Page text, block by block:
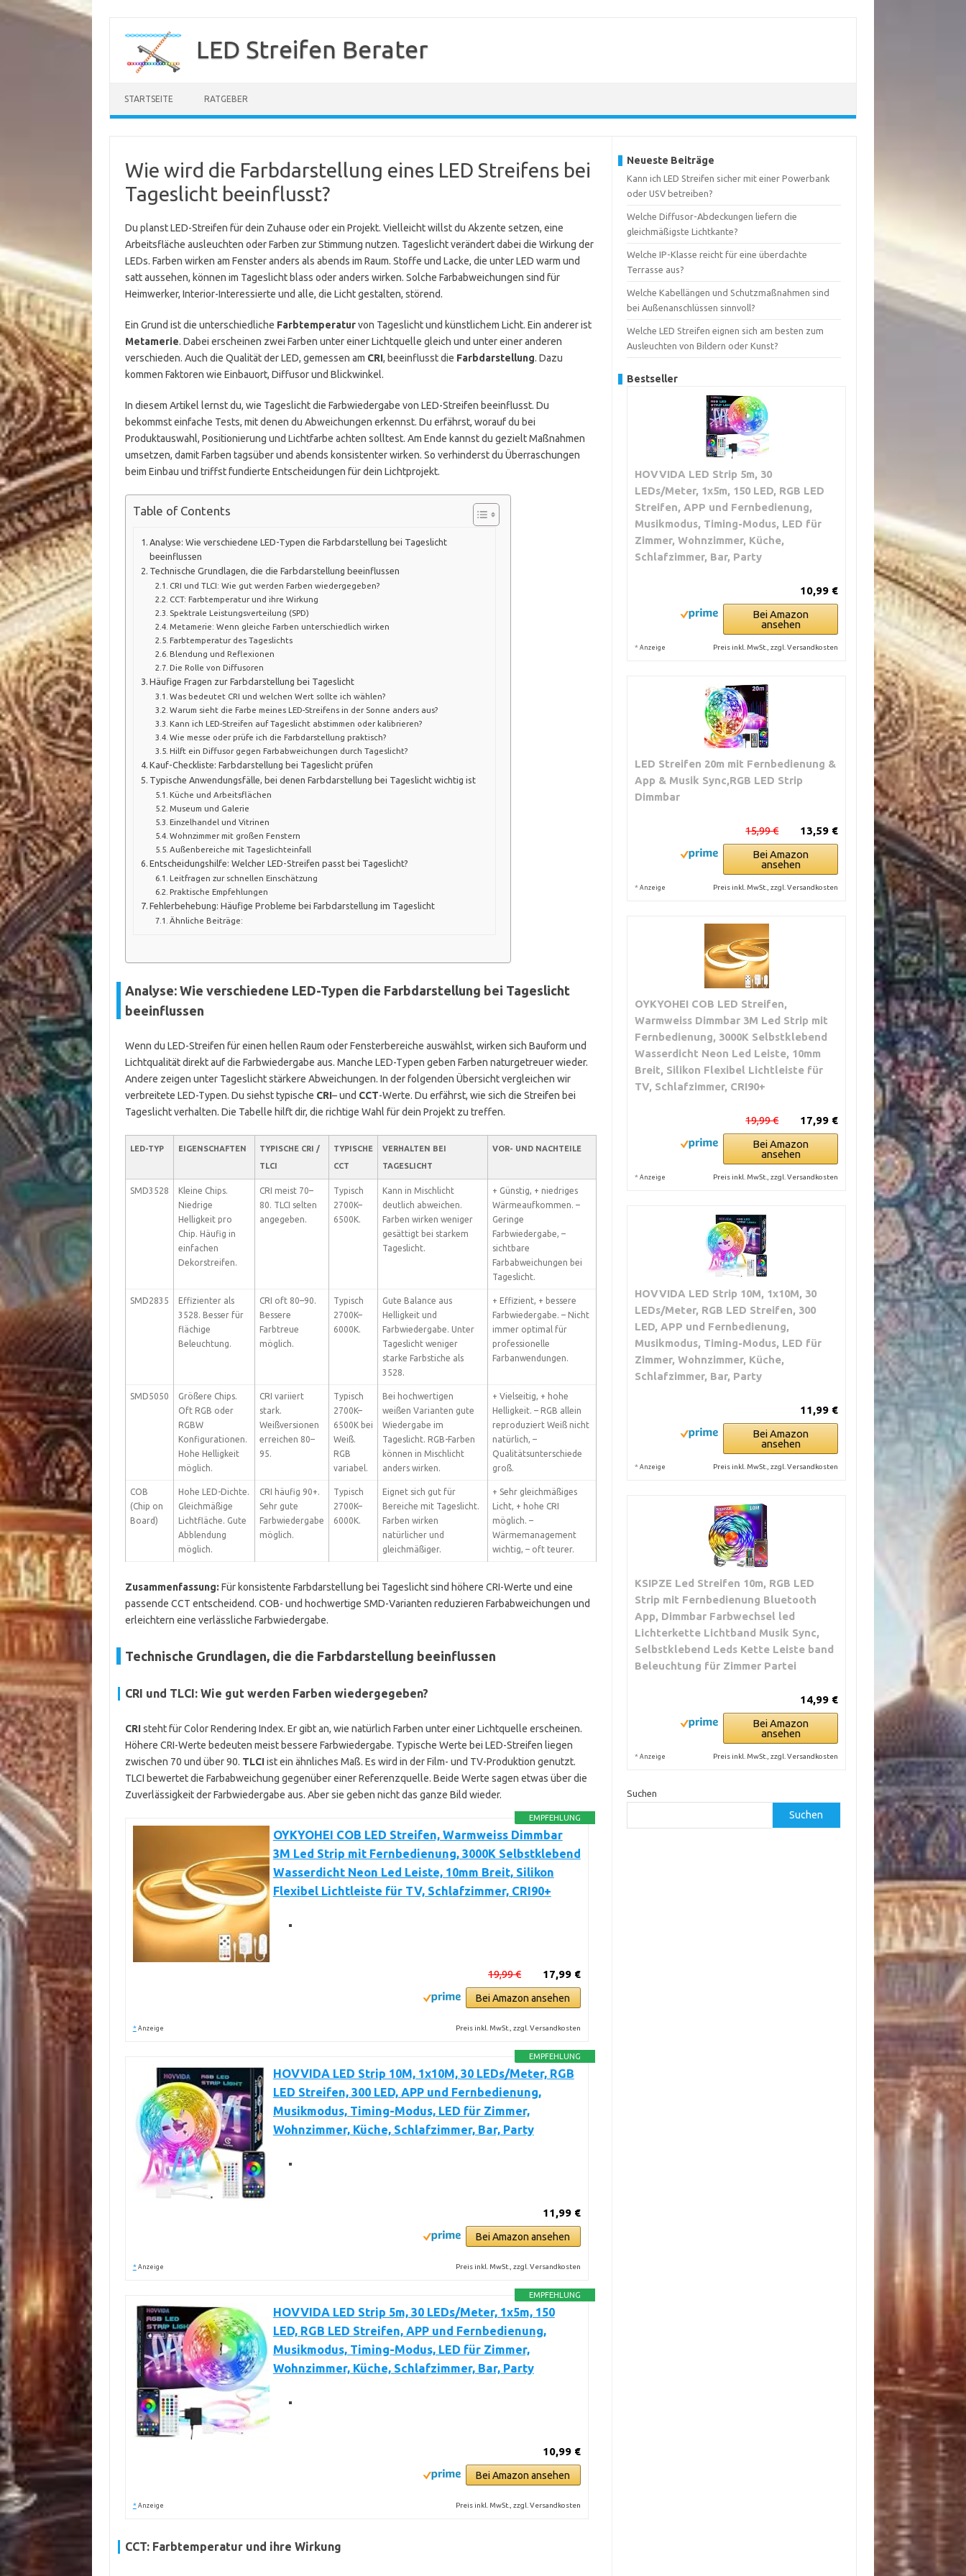
Inhalt
LED Streifen Berater
STARTSEITE RATGEBER
Wie wird die Farbdarstellung eines LED Streifens bei
Tageslicht beeinflusst?
Du planst LED-Streifen für dein Zuhause oder ein Projekt. Vielleicht willst du Akzente setzen, eine
Arbeitsfläche ausleuchten oder Farben zur Stimmung nutzen. Tageslicht verändert dabei die Wirkung der
LEDs. Farben wirken am Fenster anders als abends im Raum. Stoffe und Lacke, die unter LED warm und
satt aussehen, können im Tageslicht blass oder anders wirken. Solche Farbabweichungen sind für
Heimwerker, Interior-Interessierte und alle, die Licht gestalten, störend.
Ein Grund ist die unterschiedliche Farbtemperaturvon Tageslicht und künstlichem Licht. Ein anderer ist
Metamerie. Dabei erscheinen zwei Farben unter einer Lichtquelle gleich und unter einer anderen
verschieden. Auch die Qualität der LED, gemessen am CRI, beeinflusst die Farbdarstellung. Dazu
kommen Faktoren wie Einbauort, Diffusor und Blickwinkel.
In diesem Artikel lernst du, wie Tageslicht die Farbwiedergabe von LED-Streifen beeinflusst. Du
bekommst einfache Tests, mit denen du Abweichungen erkennst. Du erfährst, worauf du bei
Produktauswahl, Positionierung und Lichtfarbe achten solltest. Am Ende kannst du gezielt Maßnahmen
umsetzen, damit Farben tagsüber und abends konsistenter wirken. So verhinderst du Überraschungen
beim Einbau und triffst fundierte Entscheidungen für dein Lichtprojekt.
Table of Contents
Analyse: Wie verschiedene LED-Typen die Farbdarstellung bei Tageslicht
beeinflussen
Technische Grundlagen, die die Farbdarstellung beeinflussen
CRI und TLCI: Wie gut werden Farben wiedergegeben?
CCT: Farbtemperatur und ihre Wirkung
Spektrale Leistungsverteilung (SPD)
Metamerie: Wenn gleiche Farben unterschiedlich wirken
Farbtemperatur des Tageslichts
Blendung und Reflexionen
Die Rolle von Diffusoren
Häufige Fragen zur Farbdarstellung bei Tageslicht
Was bedeutet CRI und welchen Wert sollte ich wählen?
Warum sieht die Farbe meines LED-Streifens in der Sonne anders aus?
Kann ich LED-Streifen auf Tageslicht abstimmen oder kalibrieren?
Wie messe oder prüfe ich die Farbdarstellung praktisch?
Hilft ein Diffusor gegen Farbabweichungen durch Tageslicht?
Kauf-Checkliste: Farbdarstellung bei Tageslicht prüfen
Typische Anwendungsfälle, bei denen Farbdarstellung bei Tageslicht wichtig ist
Küche und Arbeitsflächen
Museum und Galerie
Einzelhandel und Vitrinen
Wohnzimmer mit großen Fenstern
Außenbereiche mit Tageslichteinfall
Entscheidungshilfe: Welcher LED-Streifen passt bei Tageslicht?
Leitfragen zur schnellen Einschätzung
Praktische Empfehlungen
Fehlerbehebung: Häufige Probleme bei Farbdarstellung im Tageslicht
Ähnliche Beiträge:
Analyse: Wie verschiedene LED-Typen die Farbdarstellung bei Tageslicht
beeinflussen
Wenn du LED-Streifen für einen hellen Raum oder Fensterbereiche auswählst, wirken sich Bauform und
Lichtqualität direkt auf die Farbwiedergabe aus. Manche LED-Typen geben Farben naturgetreuer wieder.
Andere zeigen unter Tageslicht stärkere Abweichungen. In der folgenden Übersicht vergleichen wir
verbreitete LED-Typen. Du siehst typische CRI– und CCT-Werte. Du erfährst, wie sich die Streifen bei
Tageslicht verhalten. Die Tabelle hilft dir, die richtige Wahl für dein Projekt zu treffen.
LED-TYP EIGENSCHAFTEN
TYPISCHE CRI /
TLCI
TYPISCHE
CCT
VERHALTEN BEI
TAGESLICHT
VOR- UND NACHTEILE
SMD3528
Kleine Chips.
Niedrige
Helligkeit pro
Chip. Häufig in
einfachen
Dekorstreifen.
CRI meist 70–
80. TLCI selten
angegeben.
Typisch
2700K–
6500K.
Kann in Mischlicht
deutlich abweichen.
Farben wirken weniger
gesättigt bei starkem
Tageslicht.
+ Günstig, + niedriges
Wärmeaufkommen. –
Geringe
Farbwiedergabe, –
sichtbare
Farbabweichungen bei
Tageslicht.
SMD2835
Effizienter als
3528. Besser für
flächige
Beleuchtung.
CRI oft 80–90.
Bessere
Farbtreue
möglich.
Typisch
2700K–
6000K.
Gute Balance aus
Helligkeit und
Farbwiedergabe. Unter
Tageslicht weniger
starke Farbstiche als
3528.
+ Effizient, + bessere
Farbwiedergabe. – Nicht
immer optimal für
professionelle
Farbanwendungen.
SMD5050
Größere Chips.
Oft RGB oder
RGBW
Konfigurationen.
Hohe Helligkeit
möglich.
CRI variiert
stark.
Weißversionen
erreichen 80–
95.
Typisch
2700K–
6500K bei
Weiß.
RGB
variabel.
Bei hochwertigen
weißen Varianten gute
Wiedergabe im
Tageslicht. RGB-Farben
können in Mischlicht
anders wirken.
+ Vielseitig, + hohe
Helligkeit. – RGB allein
reproduziert Weiß nicht
natürlich, –
Qualitätsunterschiede
groß.
COB
(Chip on
Board)
Hohe LED-Dichte.
Gleichmäßige
Lichtfläche. Gute
Abblendung
möglich.
CRI häufig 90+.
Sehr gute
Farbwiedergabe
möglich.
Typisch
2700K–
6000K.
Eignet sich gut für
Bereiche mit Tageslicht.
Farben wirken
natürlicher und
gleichmäßiger.
+ Sehr gleichmäßiges
Licht, + hohe CRI
möglich. –
Wärmemanagement
wichtig, – oft teurer.
Zusammenfassung: Für konsistente Farbdarstellung bei Tageslicht sind höhere CRI-Werte und eine
passende CCT entscheidend. COB- und hochwertige SMD-Varianten reduzieren Farbabweichungen und
erleichtern eine verlässliche Farbwiedergabe.
Technische Grundlagen, die die Farbdarstellung beeinflussen
CRI und TLCI: Wie gut werden Farben wiedergegeben?
CRIsteht für Color Rendering Index. Er gibt an, wie natürlich Farben unter einer Lichtquelle erscheinen.
Höhere CRI-Werte bedeuten meist bessere Farbwiedergabe. Typische Werte bei LED-Streifen liegen
zwischen 70 und über 90. TLCIist ein ähnliches Maß. Es wird in der Film- und TV-Produktion genutzt.
TLCI bewertet die Farbabweichung gegenüber einer Referenzquelle. Beide Werte sagen etwas über die
Zuverlässigkeit der Farbwiedergabe aus. Aber sie geben nicht das ganze Bild wieder.
EMPFEHLUNG
OYKYOHEI COB LED Streifen, Warmweiss Dimmbar
3M Led Strip mit Fernbedienung, 3000K Selbstklebend
Wasserdicht Neon Led Leiste, 10mm Breit, Silikon
Flexibel Lichtleiste für TV, Schlafzimmer, CRI90+
17,99 €
19,99 €
Bei Amazon ansehen
* Anzeige Preis inkl. MwSt., zzgl. Versandkosten
EMPFEHLUNG
HOVVIDA LED Strip 10M, 1x10M, 30 LEDs/Meter, RGB
LED Streifen, 300 LED, APP und Fernbedienung,
Musikmodus, Timing-Modus, LED für Zimmer,
Wohnzimmer, Küche, Schlafzimmer, Bar, Party
11,99 €
Bei Amazon ansehen
* Anzeige Preis inkl. MwSt., zzgl. Versandkosten
EMPFEHLUNG
HOVVIDA LED Strip 5m, 30 LEDs/Meter, 1x5m, 150
LED, RGB LED Streifen, APP und Fernbedienung,
Musikmodus, Timing-Modus, LED für Zimmer,
Wohnzimmer, Küche, Schlafzimmer, Bar, Party
10,99 €
Bei Amazon ansehen
* Anzeige Preis inkl. MwSt., zzgl. Versandkosten
CCT: Farbtemperatur und ihre Wirkung
Neueste Beiträge
Kann ich LED Streifen sicher mit einer Powerbank
oder USV betreiben?
Welche Diffusor-Abdeckungen liefern die
gleichmäßigste Lichtkante?
Welche IP-Klasse reicht für eine überdachte
Terrasse aus?
Welche Kabellängen und Schutzmaßnahmen sind
bei Außenanschlüssen sinnvoll?
Welche LED Streifen eignen sich am besten zum
Ausleuchten von Bildern oder Kunst?
Bestseller
HOVVIDA LED Strip 5m, 30
LEDs/Meter, 1x5m, 150 LED, RGB LED
Streifen, APP und Fernbedienung,
Musikmodus, Timing-Modus, LED für
Zimmer, Wohnzimmer, Küche,
Schlafzimmer, Bar, Party
10,99 €
Bei Amazon
ansehen
* Anzeige Preis inkl. MwSt., zzgl. Versandkosten
LED Streifen 20m mit Fernbedienung &
App & Musik Sync,RGB LED Strip
Dimmbar
13,59 €
15,99 €
Bei Amazon
ansehen
* Anzeige Preis inkl. MwSt., zzgl. Versandkosten
OYKYOHEI COB LED Streifen,
Warmweiss Dimmbar 3M Led Strip mit
Fernbedienung, 3000K Selbstklebend
Wasserdicht Neon Led Leiste, 10mm
Breit, Silikon Flexibel Lichtleiste für
TV, Schlafzimmer, CRI90+
17,99 €
19,99 €
Bei Amazon
ansehen
* Anzeige Preis inkl. MwSt., zzgl. Versandkosten
HOVVIDA LED Strip 10M, 1x10M, 30
LEDs/Meter, RGB LED Streifen, 300
LED, APP und Fernbedienung,
Musikmodus, Timing-Modus, LED für
Zimmer, Wohnzimmer, Küche,
Schlafzimmer, Bar, Party
11,99 €
Bei Amazon
ansehen
* Anzeige Preis inkl. MwSt., zzgl. Versandkosten
KSIPZE Led Streifen 10m, RGB LED
Strip mit Fernbedienung Bluetooth
App, Dimmbar Farbwechsel led
Lichterkette Lichtband Musik Sync,
Selbstklebend Leds Kette Leiste band
Beleuchtung für Zimmer Partei
14,99 €
Bei Amazon
ansehen
* Anzeige Preis inkl. MwSt., zzgl. Versandkosten
Suchen
Suchen